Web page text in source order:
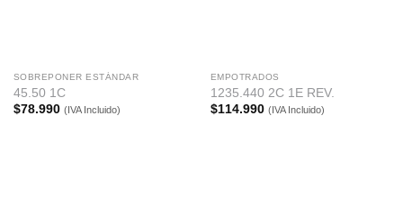
SOBREPONER ESTÁNDAR
45.50 1C
$78.990 (IVA Incluido)
EMPOTRADOS
1235.440 2C 1E REV.
$114.990 (IVA Incluido)